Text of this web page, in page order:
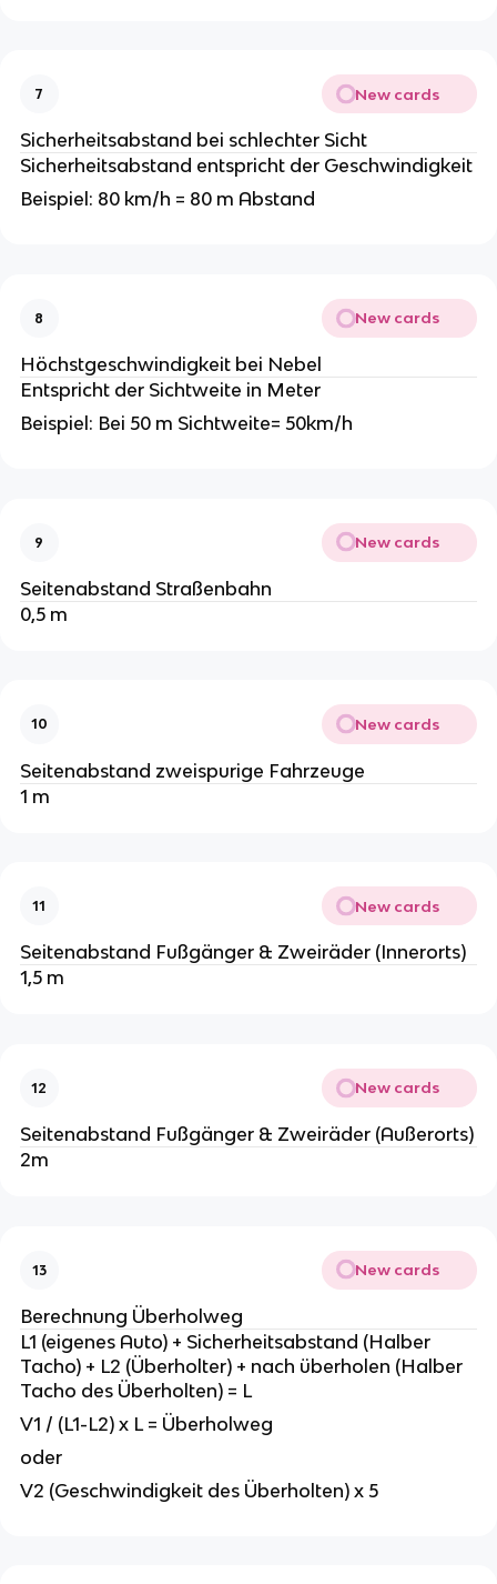
7 New cards
Sicherheitsabstand bei schlechter Sicht
Sicherheitsabstand entspricht der Geschwindigkeit
Beispiel: 80 km/h = 80 m Abstand
8 New cards
Höchstgeschwindigkeit bei Nebel
Entspricht der Sichtweite in Meter
Beispiel: Bei 50 m Sichtweite= 50km/h
9 New cards
Seitenabstand Straßenbahn
0,5 m
10 New cards
Seitenabstand zweispurige Fahrzeuge
1 m
11 New cards
Seitenabstand Fußgänger & Zweiräder (Innerorts)
1,5 m
12 New cards
Seitenabstand Fußgänger & Zweiräder (Außerorts)
2m
13 New cards
Berechnung Überholweg
L1 (eigenes Auto) + Sicherheitsabstand (Halber
Tacho) + L2 (Überholter) + nach überholen (Halber
Tacho des Überholten) = L
V1 / (L1-L2) x L = Überholweg
oder
V2 (Geschwindigkeit des Überholten) x 5